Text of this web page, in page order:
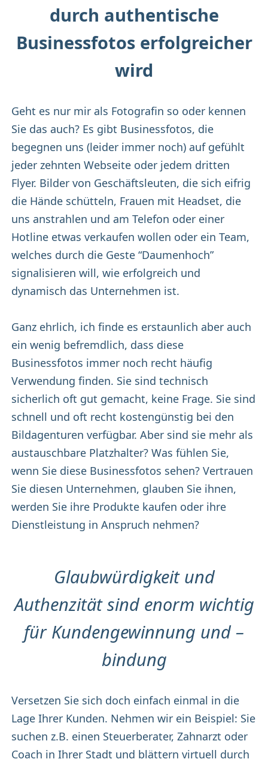
durch authentische
Businessfotos erfolgreicher
wird
Geht es nur mir als Fotografin so oder kennen
Sie das auch? Es gibt Businessfotos, die
begegnen uns (leider immer noch) auf gefühlt
jeder zehnten Webseite oder jedem dritten
Flyer. Bilder von Geschäftsleuten, die sich eifrig
die Hände schütteln, Frauen mit Headset, die
uns anstrahlen und am Telefon oder einer
Hotline etwas verkaufen wollen oder ein Team,
welches durch die Geste “Daumenhoch”
signalisieren will, wie erfolgreich und
dynamisch das Unternehmen ist.
Ganz ehrlich, ich finde es erstaunlich aber auch
ein wenig befremdlich, dass diese
Businessfotos immer noch recht häufig
Verwendung finden. Sie sind technisch
sicherlich oft gut gemacht, keine Frage. Sie sind
schnell und oft recht kostengünstig bei den
Bildagenturen verfügbar. Aber sind sie mehr als
austauschbare Platzhalter? Was fühlen Sie,
wenn Sie diese Businessfotos sehen? Vertrauen
Sie diesen Unternehmen, glauben Sie ihnen,
werden Sie ihre Produkte kaufen oder ihre
Dienstleistung in Anspruch nehmen?
Glaubwürdigkeit und
Authenzität sind enorm wichtig
für Kundengewinnung und –
bindung
Versetzen Sie sich doch einfach einmal in die
Lage Ihrer Kunden. Nehmen wir ein Beispiel: Sie
suchen z.B. einen Steuerberater, Zahnarzt oder
Coach in Ihrer Stadt und blättern virtuell durch